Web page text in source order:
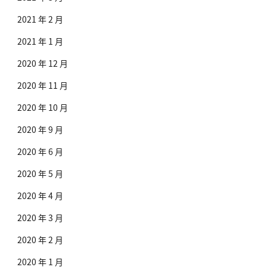
2021 年 2 月
2021 年 1 月
2020 年 12 月
2020 年 11 月
2020 年 10 月
2020 年 9 月
2020 年 6 月
2020 年 5 月
2020 年 4 月
2020 年 3 月
2020 年 2 月
2020 年 1 月